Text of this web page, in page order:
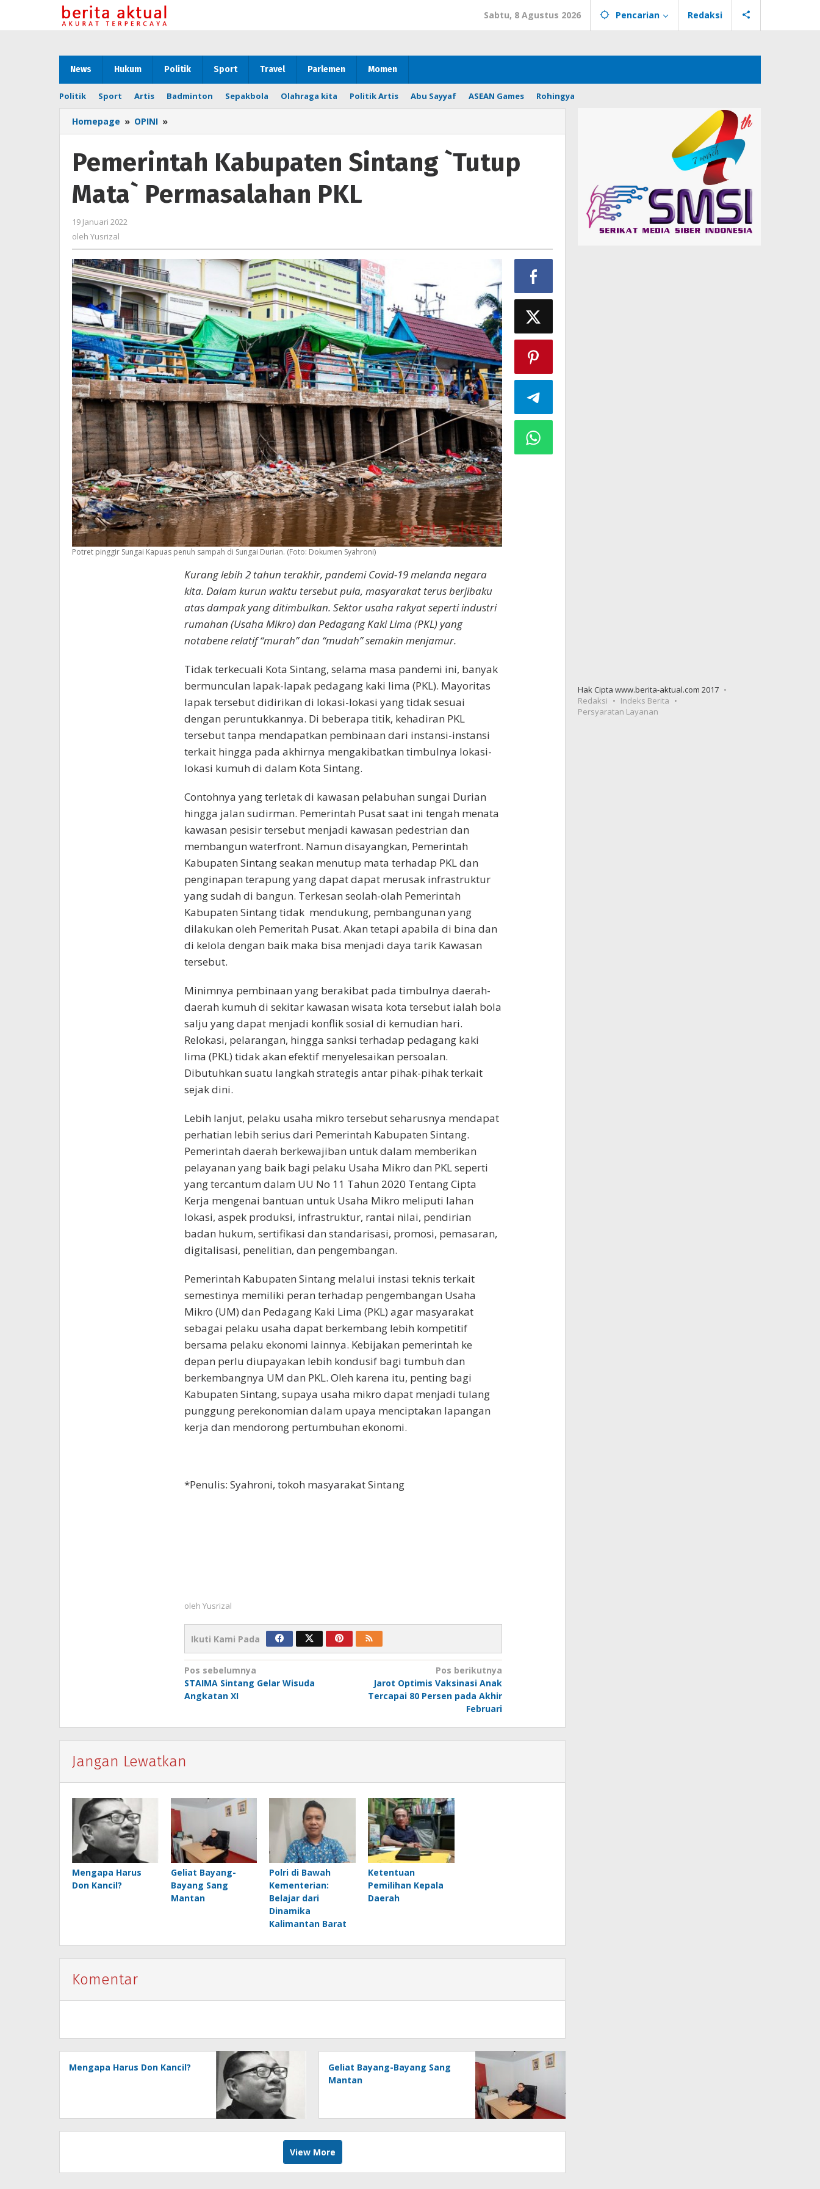
konten
Sabtu, 8 Agustus 2026 Pencarian Redaksi
News Hukum Politik Sport Travel Parlemen Momen
Politik Sport Artis Badminton Sepakbola Olahraga kita Politik Artis Abu Sayyaf ASEAN Games Rohingya
Homepage » OPINI »
Kabupaten
`Tutup
Mata`
PKL
Pemerintah Kabupaten Sintang `Tutup
Mata` Permasalahan PKL
19 Januari 2022
oleh Yusrizal
Potret pinggir Sungai Kapuas penuh sampah di Sungai Durian. (Foto: Dokumen Syahroni)
Kurang lebih 2 tahun terakhir, pandemi Covid-19 melanda negara
kita. Dalam kurun waktu tersebut pula, masyarakat terus berjibaku
atas dampak yang ditimbulkan. Sektor usaha rakyat seperti industri
rumahan (Usaha Mikro) dan Pedagang Kaki Lima (PKL) yang
notabene relatif “murah” dan “mudah” semakin menjamur.
Tidak terkecuali Kota Sintang, selama masa pandemi ini, banyak
bermunculan lapak-lapak pedagang kaki lima (PKL). Mayoritas
lapak tersebut didirikan di lokasi-lokasi yang tidak sesuai
dengan peruntukkannya. Di beberapa titik, kehadiran PKL
tersebut tanpa mendapatkan pembinaan dari instansi-instansi
terkait hingga pada akhirnya mengakibatkan timbulnya lokasi-
lokasi kumuh di dalam Kota Sintang.
Contohnya yang terletak di kawasan pelabuhan sungai Durian
hingga jalan sudirman. Pemerintah Pusat saat ini tengah menata
kawasan pesisir tersebut menjadi kawasan pedestrian dan
membangun waterfront. Namun disayangkan, Pemerintah
Kabupaten Sintang seakan menutup mata terhadap PKL dan
penginapan terapung yang dapat dapat merusak infrastruktur
yang sudah di bangun. Terkesan seolah-olah Pemerintah
Kabupaten Sintang tidak mendukung, pembangunan yang
dilakukan oleh Pemeritah Pusat. Akan tetapi apabila di bina dan
di kelola dengan baik maka bisa menjadi daya tarik Kawasan
tersebut.
Minimnya pembinaan yang berakibat pada timbulnya daerah-
daerah kumuh di sekitar kawasan wisata kota tersebut ialah bola
salju yang dapat menjadi konflik sosial di kemudian hari.
Relokasi, pelarangan, hingga sanksi terhadap pedagang kaki
lima (PKL) tidak akan efektif menyelesaikan persoalan.
Dibutuhkan suatu langkah strategis antar pihak-pihak terkait
sejak dini.
Lebih lanjut, pelaku usaha mikro tersebut seharusnya mendapat
perhatian lebih serius dari Pemerintah Kabupaten Sintang.
Pemerintah daerah berkewajiban untuk dalam memberikan
pelayanan yang baik bagi pelaku Usaha Mikro dan PKL seperti
yang tercantum dalam UU No 11 Tahun 2020 Tentang Cipta
Kerja mengenai bantuan untuk Usaha Mikro meliputi lahan
lokasi, aspek produksi, infrastruktur, rantai nilai, pendirian
badan hukum, sertifikasi dan standarisasi, promosi, pemasaran,
digitalisasi, penelitian, dan pengembangan.
Pemerintah Kabupaten Sintang melalui instasi teknis terkait
semestinya memiliki peran terhadap pengembangan Usaha
Mikro (UM) dan Pedagang Kaki Lima (PKL) agar masyarakat
sebagai pelaku usaha dapat berkembang lebih kompetitif
bersama pelaku ekonomi lainnya. Kebijakan pemerintah ke
depan perlu diupayakan lebih kondusif bagi tumbuh dan
berkembangnya UM dan PKL. Oleh karena itu, penting bagi
Kabupaten Sintang, supaya usaha mikro dapat menjadi tulang
punggung perekonomian dalam upaya menciptakan lapangan
kerja dan mendorong pertumbuhan ekonomi.
*Penulis: Syahroni, tokoh masyarakat Sintang
oleh Yusrizal
Ikuti Kami Pada
Navigasi
pos
Pos sebelumnya
STAIMA Sintang Gelar Wisuda
Angkatan XI
Pos berikutnya
Jarot Optimis Vaksinasi Anak
Tercapai 80 Persen pada Akhir
Februari
Jangan Lewatkan
Mengapa Harus
Don Kancil?
Geliat Bayang-
Bayang Sang
Mantan
Polri di Bawah
Kementerian:
Belajar dari
Dinamika
Kalimantan Barat
Ketentuan
Pemilihan Kepala
Daerah
Komentar
Mengapa Harus Don Kancil?
Geliat Bayang-Bayang Sang
Mantan
View More
Hak Cipta www.berita-aktual.com 2017
Redaksi
Indeks Berita
Persyaratan Layanan